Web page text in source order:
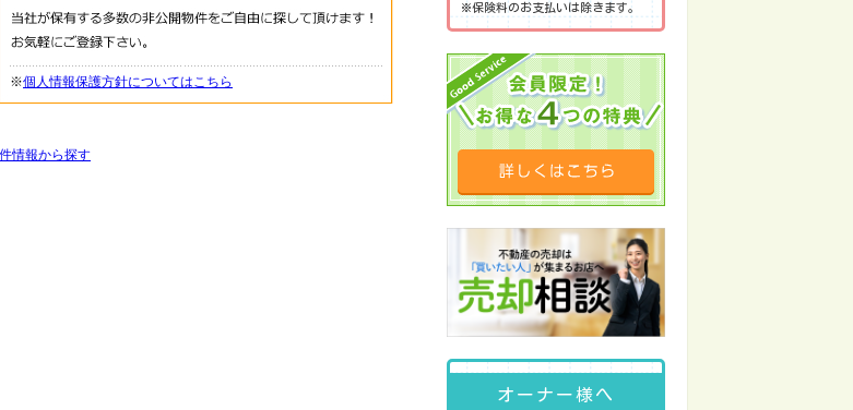
※個人情報保護方針についてはこちら
情報から探す
※保険料のお支払いは除きます。
オーナー様へ